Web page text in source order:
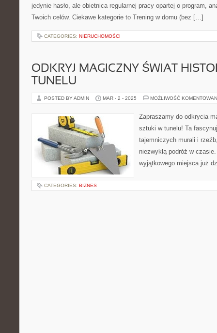
jedynie hasło, ale obietnica regularnej pracy opartej o program,
Twoich celów. Ciekawe kategorie to Trening w domu (bez […]
CATEGORIES: NIERUCHOMOŚCI
ODKRYJ MAGICZNY ŚWIAT
TUNELU
POSTED BY ADMIN MAR - 2 - 2025 MOŻLIWOŚĆ
Zapraszamy do odkrycia
sztuki w tunelu! Ta
tajemniczych murali i
niezwykłą podróż w
wyjątkowego miejsca już
CATEGORIES: BIZNES